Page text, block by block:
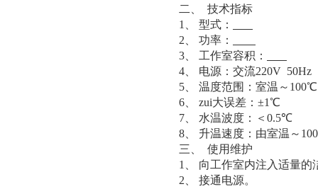
二、
技术指标
1、 型式：
2、 功率：
3、 工作室容积：
4、 电源：交流220V 50Hz
5、 温度范围：室温～ 100℃
6、 zui大误差：±1℃
7、 水温波度：＜ 0.5℃
8、 升温速度：由室温 ～ 100
三、
使用维护
1、 向工作室内注入适量的
2、 接通电源。